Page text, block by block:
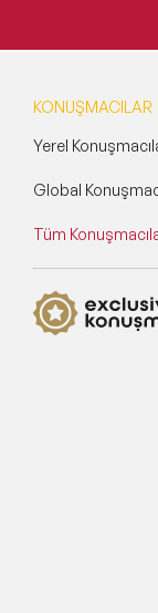
KONUŞMACILAR
Yerel
Global
Tüm